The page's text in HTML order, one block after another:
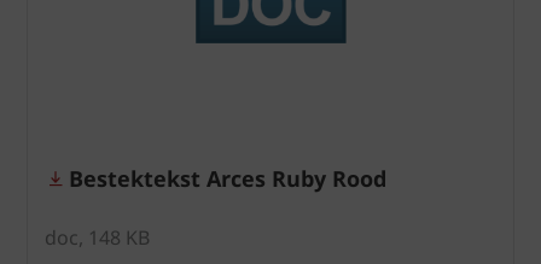
Bestektekst Arces Ruby Rood
doc, 148 KB